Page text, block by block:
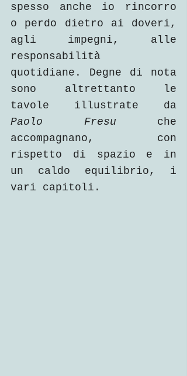
spesso anche io rincorro
o perdo dietro ai doveri,
agli impegni, alle
responsabilità
quotidiane. Degne di nota
sono altrettanto le
Paolo Fresu che
accompagnano, con
rispetto di spazio e in
un caldo equilibrio, i
vari capitoli.